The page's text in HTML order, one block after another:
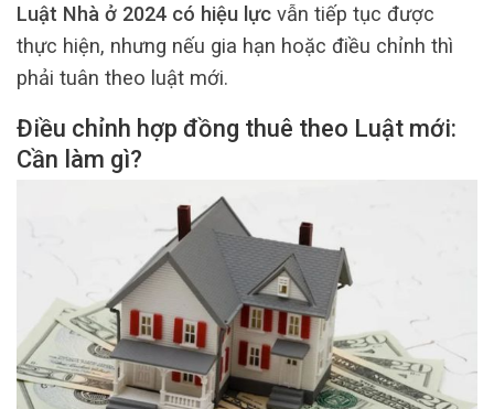
Luật Nhà ở 2024 có hiệu lực vẫn tiếp tục được
thực hiện, nhưng nếu gia hạn hoặc điều chỉnh thì
phải tuân theo luật mới.
Điều chỉnh hợp đồng thuê theo Luật mới:
Cần làm gì?